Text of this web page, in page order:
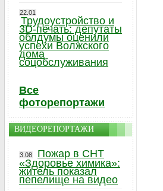
22.01
Трудоустройство и
3D-печать: депутаты
облдумы оценили
успехи Волжского
дома
соцобслуживания
Все
фоторепортажи
ВИДЕОРЕПОРТАЖИ
3.08
Пожар в СНТ
«Здоровье химика»:
житель показал
пепелище на видео